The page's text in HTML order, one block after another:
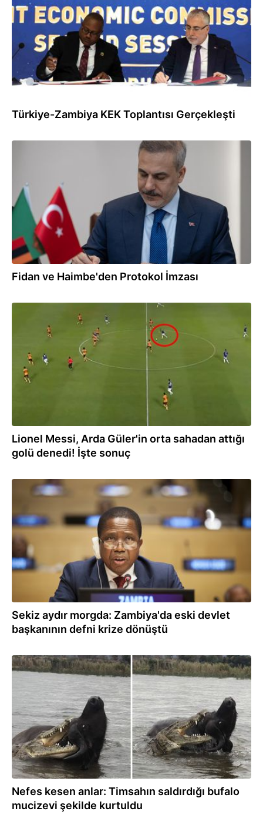
Türkiye-Zambiya KEK Toplantısı Gerçekleşti
Fidan ve Haimbe'den Protokol İmzası
Lionel Messi, Arda Güler'in orta sahadan attığı
golü denedi! İşte sonuç
21.02.2026
Sekiz aydır morgda: Zambiya'da eski devlet
başkanının defni krize dönüştü
23.01.2026
Nefes kesen anlar: Timsahın saldırdığı bufalo
mucizevi şekilde kurtuldu